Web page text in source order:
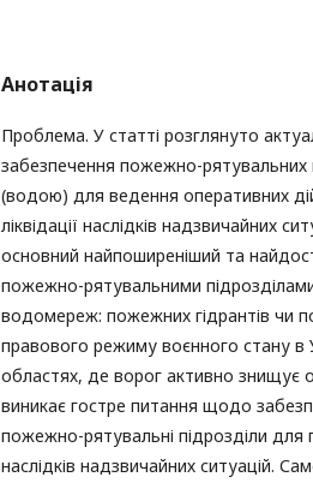
Анотація
Проблема. У статті розглянуто
забезпечення пожежно-рятувальних
(водою) для ведення оперативних
ліквідації наслідків надзвичайних
основний найпоширеніший та
пожежно-рятувальними
водомереж: пожежних гідрантів
правового режиму воєнного стану в
областях, де ворог активно знищує
виникає гостре питання щодо
пожежно-рятувальні підрозділи для
наслідків надзвичайних ситуацій.